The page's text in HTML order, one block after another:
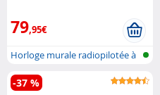
79,95€
Horloge murale radiopilotée à
LED a..
-37 %